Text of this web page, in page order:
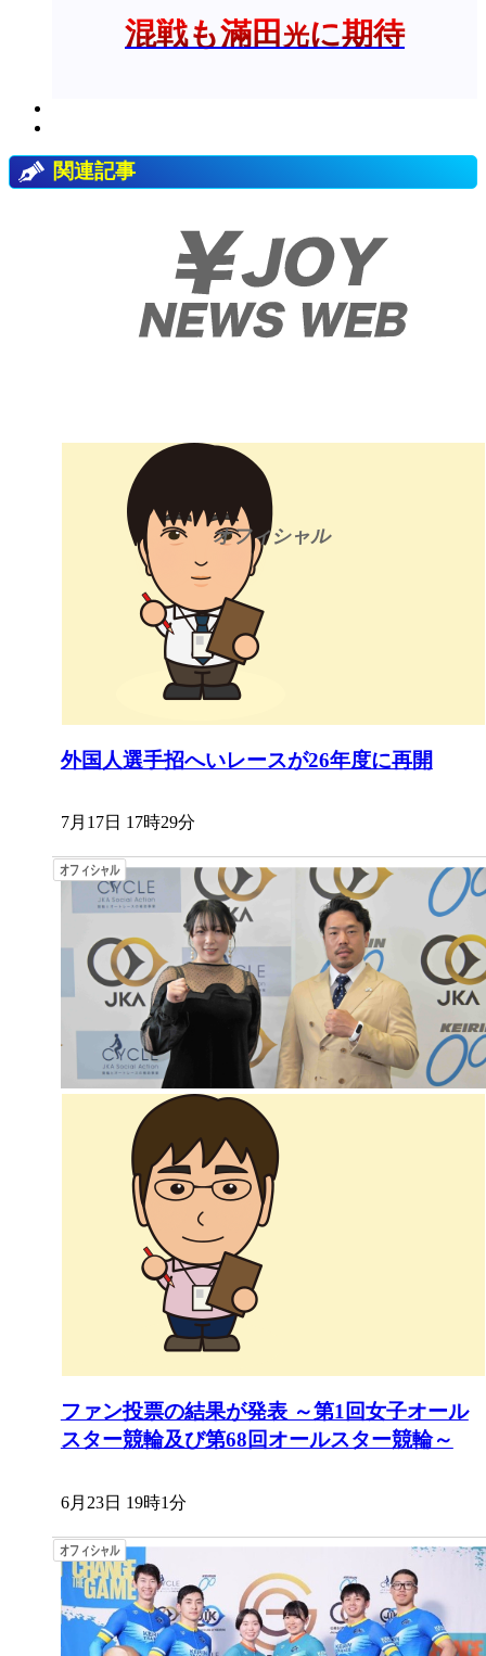
混戦も滿田光に期待
関連記事
外国人選手招へいレースが26年度に再開
7月17日 17時29分
ファン投票の結果が発表 ～第1回女子オール
スター競輪及び第68回オールスター競輪～
6月23日 19時1分